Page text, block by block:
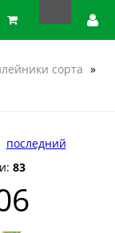
сорта »
последний
83